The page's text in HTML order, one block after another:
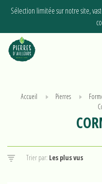
Sélection limitée sur notre site,
Accueil Pierres
Trier par: